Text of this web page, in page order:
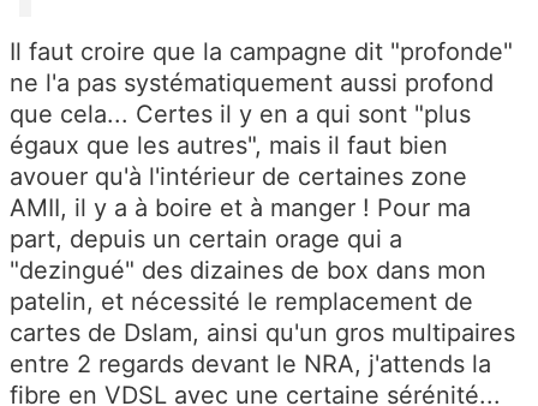
Il faut croire que la campagne dit "profonde"
ne l'a pas systématiquement aussi profond
que cela... Certes il y en a qui sont "plus
égaux que les autres", mais il faut bien
avouer qu'à l'intérieur de certaines zone
AMII, il y a à boire et à manger ! Pour ma
part, depuis un certain orage qui a
"dezingué" des dizaines de box dans mon
patelin, et nécessité le remplacement de
cartes de Dslam, ainsi qu'un gros multipaires
entre 2 regards devant le NRA, j'attends la
fibre en VDSL avec une certaine sérénité...